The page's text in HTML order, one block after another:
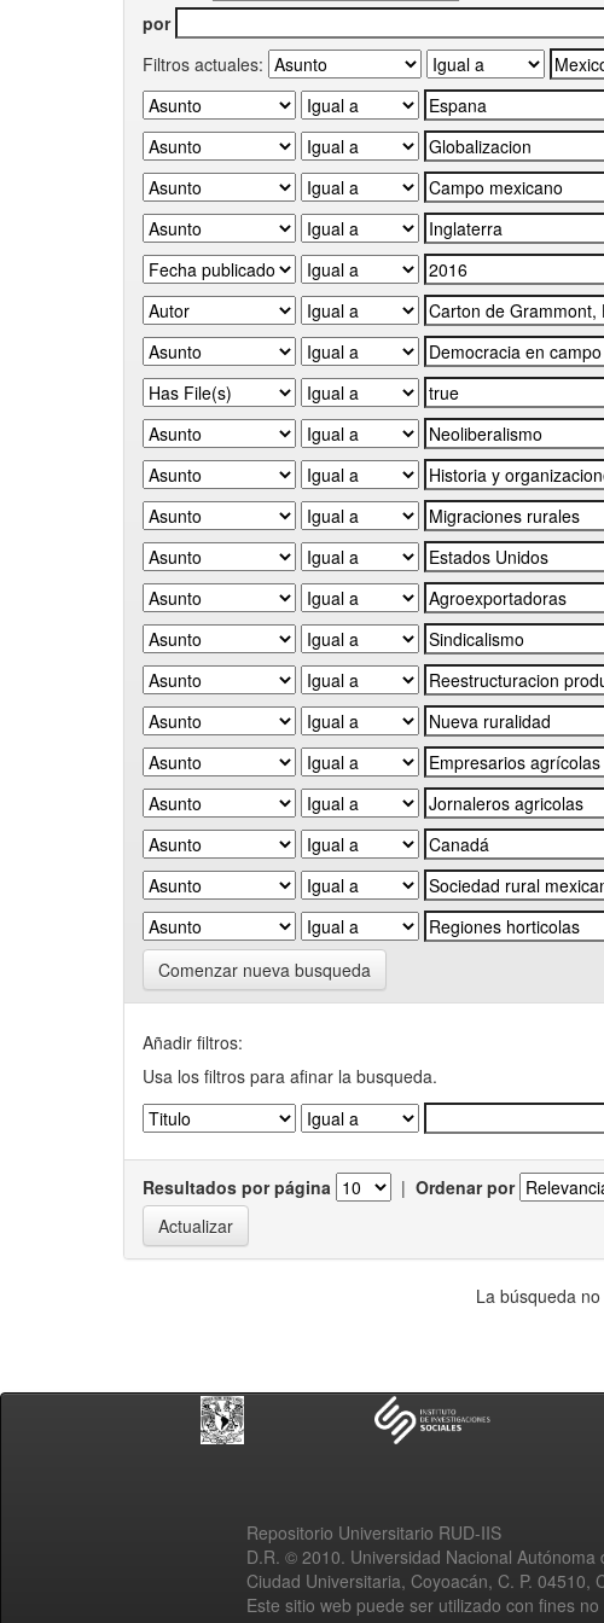
por
Filtros actuales:
Comenzar nueva busqueda
Añadir filtros:
Usa los filtros para afinar la busqueda.
Resultados por página | Ordenar por
La búsqueda
Repositorio Universitario RUD-IIS
D.R. © 2010. Universidad Nacional Autónoma
Ciudad Universitaria, Coyoacán, C. P. 04510,
Este sitio web puede ser utilizado con fines